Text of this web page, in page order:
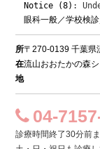
Notice (8) :
眼科一般／学校検
所
在
地
〒270-0139 千葉県
流山おおたかの森
04-
診療時間終了30分前